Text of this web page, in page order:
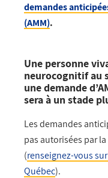
demandes
(AMM).
Une personne
neurocognitif au
une demande
sera à un stade
Les demandes
pas autorisées par
(renseignez-vous
Québec).